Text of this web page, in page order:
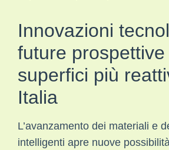
Innovazioni
future
superfici più
Italia
L’avanzamento dei materiali e
intelligenti apre nuove